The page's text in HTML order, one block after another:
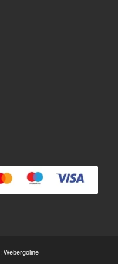
: Webergoline